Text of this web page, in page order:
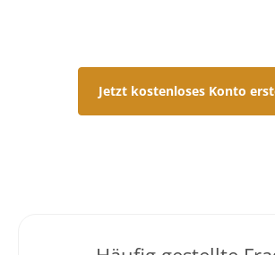
Jetzt kostenloses Konto